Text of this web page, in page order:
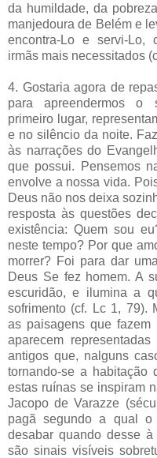
da humildade, da
manjedoura de Belém e
encontra-Lo e servi-Lo,
irmãs mais necessitados
4. Gostaria agora de
para apreendermos o
primeiro lugar,
e no silêncio da noite.
às narrações do
que possui. Pensemos
envolve a nossa vida.
Deus não nos deixa
resposta às questões
existência: Quem sou
neste tempo? Por que
morrer? Foi para dar
Deus Se fez homem. A
escuridão, e ilumina a
sofrimento (cf. Lc 1, 79).
as paisagens que fazem
aparecem
antigos que, nalguns
tornando-se a habitação
estas ruínas se inspiram
Jacopo de Varazze
pagã segundo a qual
desabar quando desse
são sinais visíveis